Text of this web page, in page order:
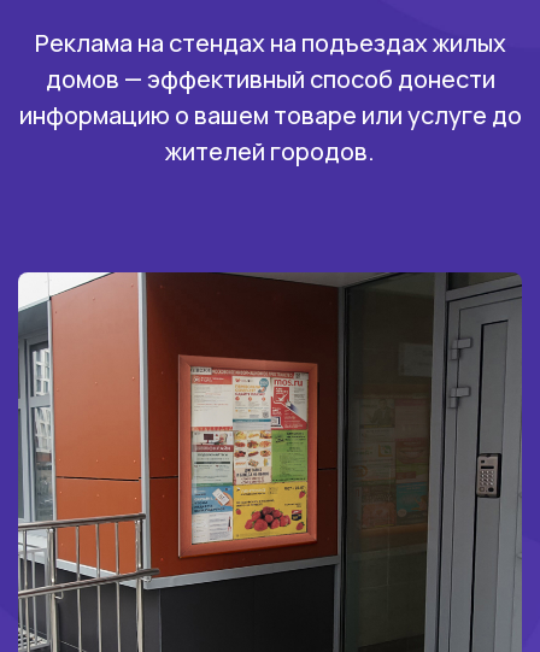
Реклама на стендах на подъездах жилых
домов — эффективный способ донести
информацию о вашем товаре или услуге до
жителей городов.